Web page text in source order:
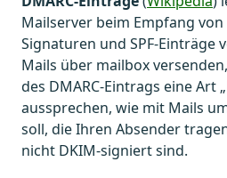
Mailserver beim Empfang von
Signaturen und SPF-Einträge
Mails über mailbox
des DMARC-Eintrags eine Art
aussprechen, wie mit Mails
soll, die Ihren Absender
nicht DKIM-signiert sind.